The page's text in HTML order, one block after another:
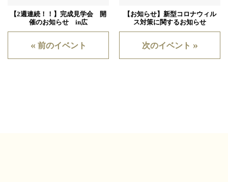
【2週連続！！】完成見学会 開
催のお知らせ in広
« 前のイベント
【お知らせ】新型コロナウィル
ス対策に関するお知らせ
次のイベント »